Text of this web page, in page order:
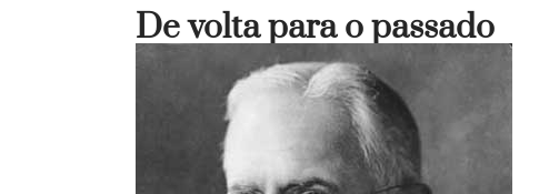
De volta para o passado